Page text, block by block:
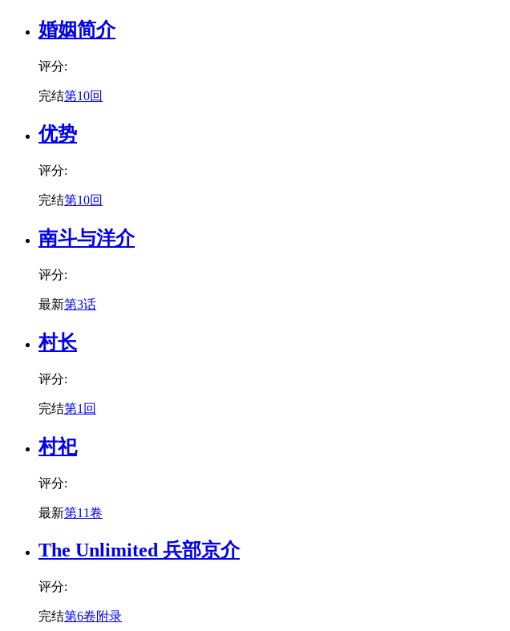
婚姻简介
评分:
完结第10回
优势
评分:
完结第10回
南斗与洋介
评分:
最新第3话
村长
评分:
完结第1回
村祀
评分:
最新第11卷
The Unlimited 兵部京介
评分:
完结第6卷附录